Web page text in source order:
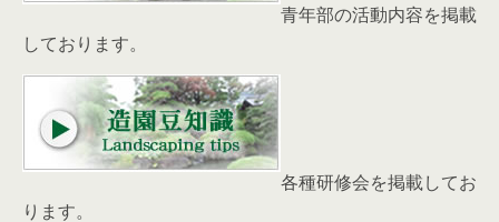
青年部の活動内容を掲載
しております。
各種研修会を掲載してお
ります。